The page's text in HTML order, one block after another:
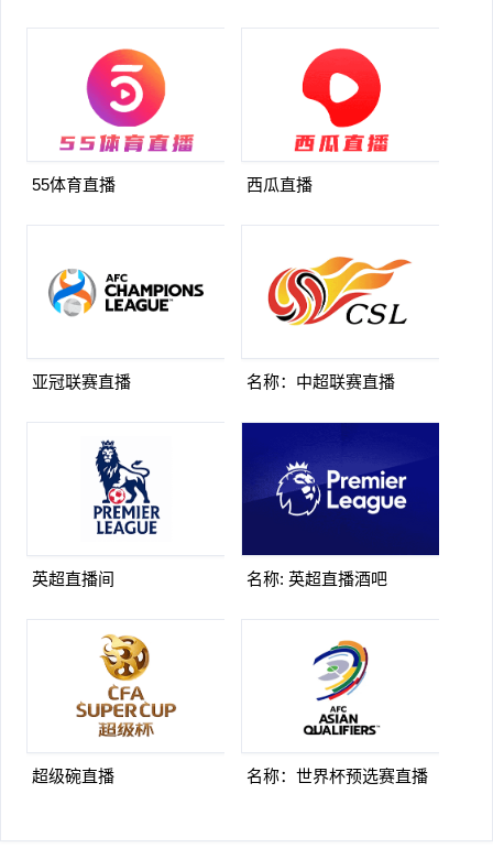
55体育直播 西瓜直播
亚冠联赛直播 名称：中超联赛直播
英超直播间 名称: 英超直播酒吧
超级碗直播 名称：世界杯预选赛直播